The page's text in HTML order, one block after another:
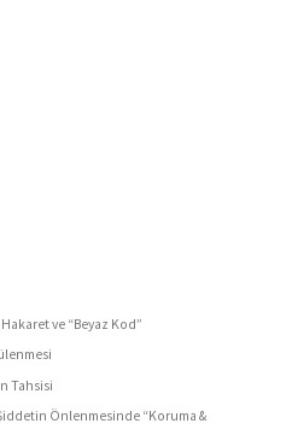
ve “Beyaz Kod”
Tahsisi
Önlenmesinde “Koruma &